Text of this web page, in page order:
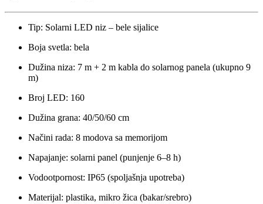
Tip: Solarni LED niz – bele sijalice
Boja svetla: bela
Dužina niza: 7 m + 2 m kabla do solarnog panela (ukupno 9
m)
Broj LED: 160
Dužina grana: 40/50/60 cm
Načini rada: 8 modova sa memorijom
Napajanje: solarni panel (punjenje 6–8 h)
Vodootpornost: IP65 (spoljašnja upotreba)
Materijal: plastika, mikro žica (bakar/srebro)